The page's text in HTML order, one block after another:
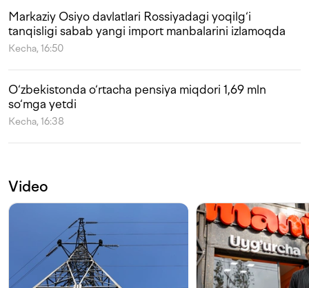
Markaziy Osiyo davlatlari Rossiyadagi yoqilg‘i
tanqisligi sabab yangi import manbalarini izlamoqda
Kecha, 16:50
O‘zbekistonda o‘rtacha pensiya miqdori 1,69 mln
so‘mga yetdi
Kecha, 16:38
Video